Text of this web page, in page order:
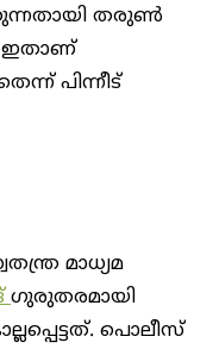
തരുൺ
ഇതാണ്
പിന്നീട്
മാധ്യമ
ഗുരുതരമായി
പൊലീസ്